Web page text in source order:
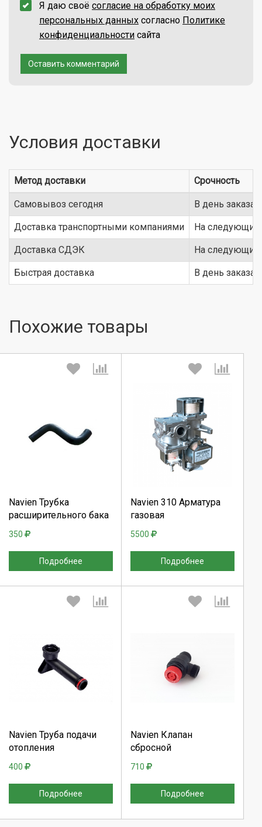
Я даю своё согласие на обработку моих
персональных данных согласно Политике
конфиденциальности сайта
Оставить комментарий
Условия доставки
Метод доставки Срочность
Самовывоз сегодня В день заказа
Доставка транспортными компаниями На следующий
Доставка СДЭК На следующий
Быстрая доставка В день заказа
Похожие товары
Navien Трубка
расширительного бака
350
Подробнее
Выберите количество:
Отмена
Navien 310 Арматура
газовая
5500
Подробнее
Выберите количество:
Navien Труба подачи
отопления
400
Подробнее
Выберите количество:
Отмена
Navien Клапан
сбросной
710
Подробнее
Выберите количество:
Отмена